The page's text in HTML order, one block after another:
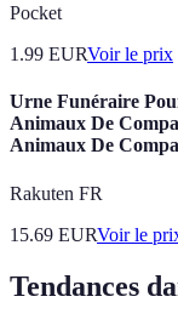
Pocket
1.99 EURVoir le prix
Urne Funéraire
Animaux De
Animaux De
Rakuten FR
15.69 EURVoir le
Tendances